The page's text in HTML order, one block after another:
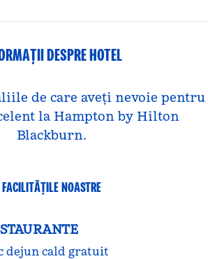
DESPRE HOTEL
de care aveți nevoie pentru
la Hampton by Hilton
Blackburn.
FACILITĂŢILE NOASTRE
dejun cald gratuit